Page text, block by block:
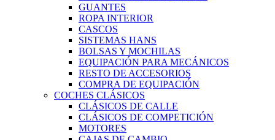
GUANTES
ROPA INTERIOR
CASCOS
SISTEMAS HANS
BOLSAS Y MOCHILAS
EQUIPACIÓN PARA MECÁNICOS
RESTO DE ACCESORIOS
COMPRA DE EQUIPACIÓN
COCHES CLÁSICOS
CLÁSICOS DE CALLE
CLÁSICOS DE COMPETICIÓN
MOTORES